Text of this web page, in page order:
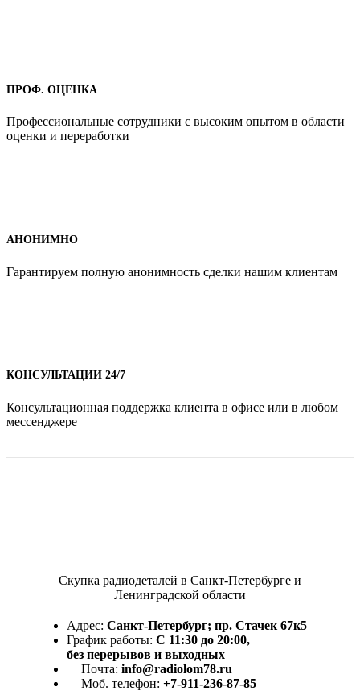
ПРОФ. ОЦЕНКА
Профессиональные сотрудники с высоким опытом в области
оценки и переработки
АНОНИМНО
Гарантируем полную анонимность сделки нашим клиентам
КОНСУЛЬТАЦИИ 24/7
Консультационная поддержка клиента в офисе или в любом
мессенджере
Скупка радиодеталей в Санкт-Петербурге и
Ленинградской области
Адрес: Санкт-Петербург; пр. Стачек 67к5
График работы: С 11:30 до 20:00,
без перерывов и выходных
Почта: info@radiolom78.ru
Моб. телефон: +7-911-236-87-85